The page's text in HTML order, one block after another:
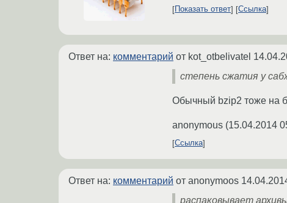
Показать ответ Ссылка
Ответ на: комментарий от kot_otbelivatel
степень сжатия у
Обычный bzip2 тоже на
anonymous (15.04.2014
Ссылка
Ответ на: комментарий от anonymoos
распаковывает